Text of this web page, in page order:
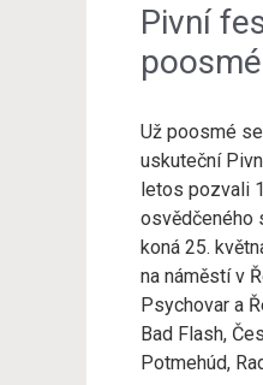
Pivní
Už poosmé
uskuteční
letos pozvali
osvědčeného
koná 25.
na náměstí v
Psychovar a
Bad Flash,
Potmehúd,